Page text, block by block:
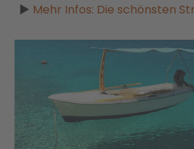
► Mehr Infos: Die schönsten